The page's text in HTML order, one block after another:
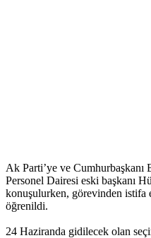
Ak Parti’ye ve Cumhurbaşkanı
Personel Dairesi eski başkanı
konuşulurken, görevinden istifa
öğrenildi.
24 Haziranda gidilecek olan